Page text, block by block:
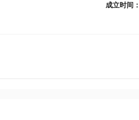
成立时间 ：